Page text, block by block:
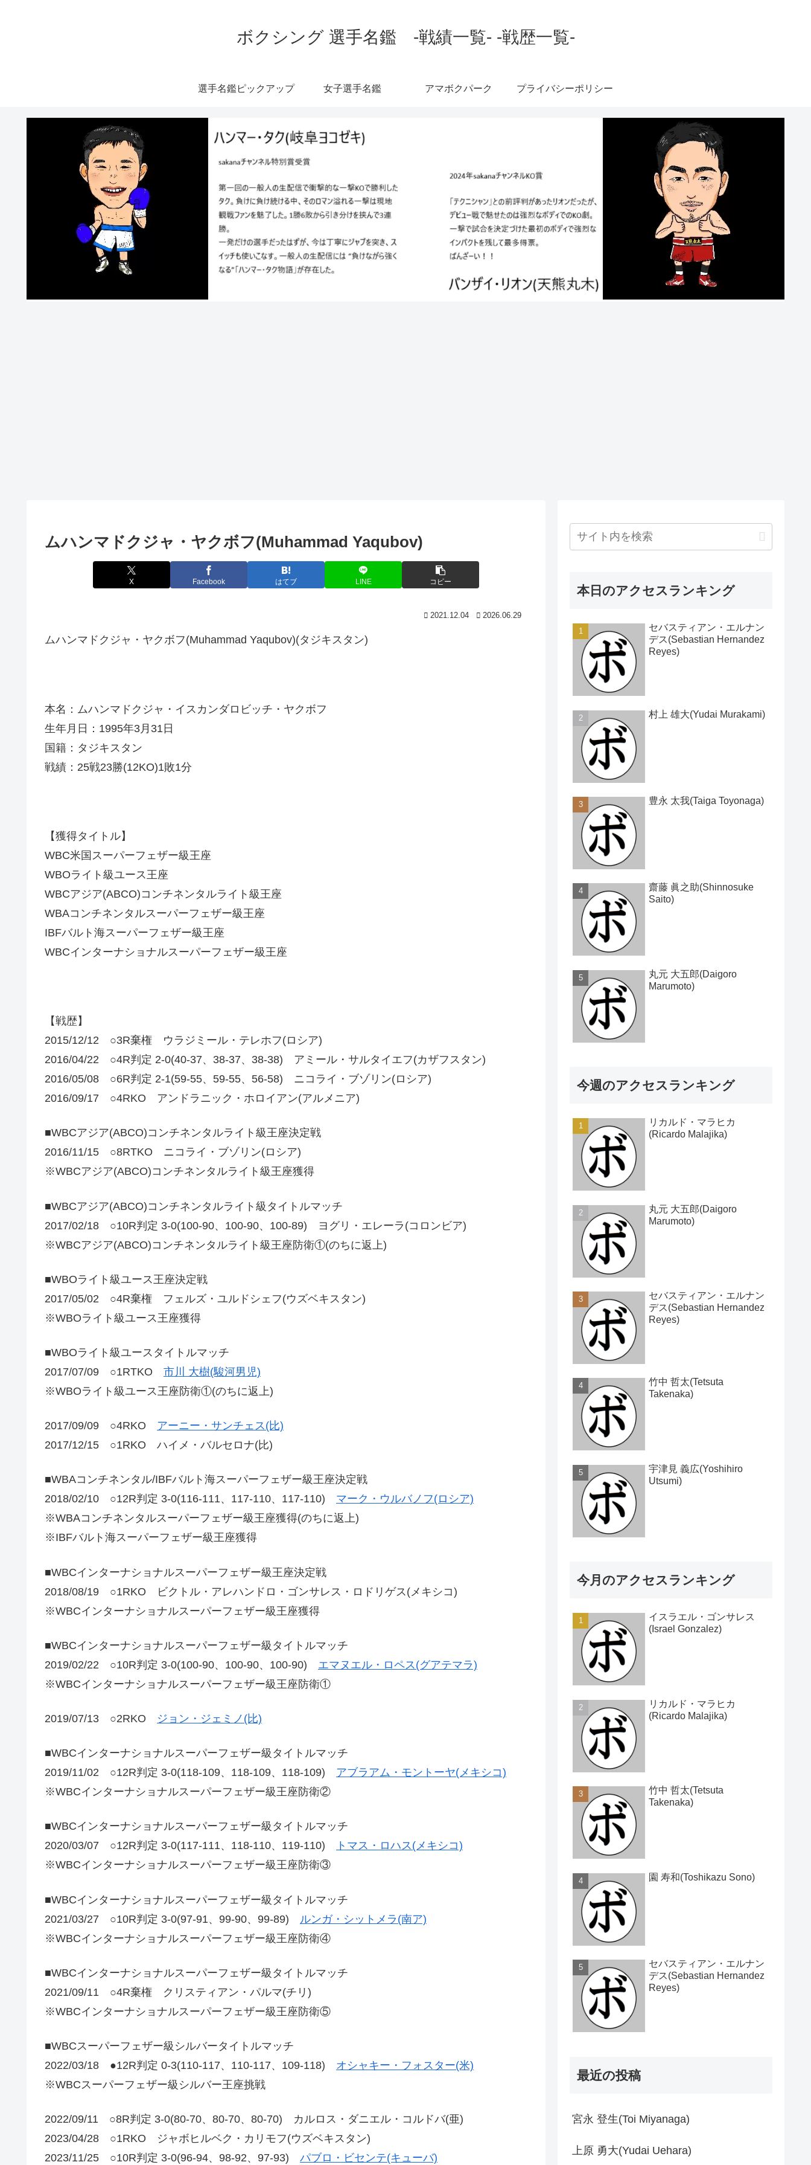
ボクシング 選手名鑑 -戦績一覧- -戦歴一覧-
選手名鑑ピックアップ 女子選手名鑑 アマボクパーク プライバシーポリシー
ムハンマドクジャ・ヤクボフ(Muhammad Yaqubov)
X Facebook はてブ LINE コピー
2021.12.04 2026.06.29
ムハンマドクジャ・ヤクボフ(Muhammad Yaqubov)(タジキスタン)
本名：ムハンマドクジャ・イスカンダロビッチ・ヤクボフ
生年月日：1995年3月31日
国籍：タジキスタン
戦績：25戦23勝(12KO)1敗1分
【獲得タイトル】
WBC米国スーパーフェザー級王座
WBOライト級ユース王座
WBCアジア(ABCO)コンチネンタルライト級王座
WBAコンチネンタルスーパーフェザー級王座
IBFバルト海スーパーフェザー級王座
WBCインターナショナルスーパーフェザー級王座
【戦歴】
2015/12/12 ○3R棄権 ウラジミール・テレホフ(ロシア)
2016/04/22 ○4R判定 2-0(40-37、38-37、38-38) アミール・サルタイエフ(カザフスタン)
2016/05/08 ○6R判定 2-1(59-55、59-55、56-58) ニコライ・ブゾリン(ロシア)
2016/09/17 ○4RKO アンドラニック・ホロイアン(アルメニア)
■WBCアジア(ABCO)コンチネンタルライト級王座決定戦
2016/11/15 ○8RTKO ニコライ・ブゾリン(ロシア)
※WBCアジア(ABCO)コンチネンタルライト級王座獲得
■WBCアジア(ABCO)コンチネンタルライト級タイトルマッチ
2017/02/18 ○10R判定 3-0(100-90、100-90、100-89) ヨグリ・エレーラ(コロンビア)
※WBCアジア(ABCO)コンチネンタルライト級王座防衛①(のちに返上)
■WBOライト級ユース王座決定戦
2017/05/02 ○4R棄権 フェルズ・ユルドシェフ(ウズベキスタン)
※WBOライト級ユース王座獲得
■WBOライト級ユースタイトルマッチ
2017/07/09 ○1RTKO 市川 大樹(駿河男児)
※WBOライト級ユース王座防衛①(のちに返上)
2017/09/09 ○4RKO アーニー・サンチェス(比)
2017/12/15 ○1RKO ハイメ・バルセロナ(比)
■WBAコンチネンタル/IBFバルト海スーパーフェザー級王座決定戦
2018/02/10 ○12R判定 3-0(116-111、117-110、117-110) マーク・ウルバノフ(ロシア)
※WBAコンチネンタルスーパーフェザー級王座獲得(のちに返上)
※IBFバルト海スーパーフェザー級王座獲得
■WBCインターナショナルスーパーフェザー級王座決定戦
2018/08/19 ○1RKO ビクトル・アレハンドロ・ゴンサレス・ロドリゲス(メキシコ)
※WBCインターナショナルスーパーフェザー級王座獲得
■WBCインターナショナルスーパーフェザー級タイトルマッチ
2019/02/22 ○10R判定 3-0(100-90、100-90、100-90) エマヌエル・ロペス(グアテマラ)
※WBCインターナショナルスーパーフェザー級王座防衛①
2019/07/13 ○2RKO ジョン・ジェミノ(比)
■WBCインターナショナルスーパーフェザー級タイトルマッチ
2019/11/02 ○12R判定 3-0(118-109、118-109、118-109) アブラアム・モントーヤ(メキシコ)
※WBCインターナショナルスーパーフェザー級王座防衛②
■WBCインターナショナルスーパーフェザー級タイトルマッチ
2020/03/07 ○12R判定 3-0(117-111、118-110、119-110)
トマス・ロハス(メキシコ)
※WBCインターナショナルスーパーフェザー級王座防衛③
■WBCインターナショナルスーパーフェザー級タイトルマッチ
2021/03/27 ○10R判定 3-0(97-91、99-90、99-89) ルンガ・シットメラ(南ア)
※WBCインターナショナルスーパーフェザー級王座防衛④
■WBCインターナショナルスーパーフェザー級タイトルマッチ
2021/09/11 ○4R棄権 クリスティアン・パルマ(チリ)
※WBCインターナショナルスーパーフェザー級王座防衛⑤
■WBCスーパーフェザー級シルバータイトルマッチ
2022/03/18 ●12R判定 0-3(110-117、110-117、109-118) オシャキー・フォスター(米)
※WBCスーパーフェザー級シルバー王座挑戦
2022/09/11 ○8R判定 3-0(80-70、80-70、80-70) カルロス・ダニエル・コルドバ(亜)
2023/04/28 ○1RKO ジャボヒルベク・カリモフ(ウズベキスタン)
2023/11/25 ○10R判定 3-0(96-94、98-92、97-93) パブロ・ビセンテ(キューバ)
本日のアクセスランキング
セバスティアン・エルナン
デス(Sebastian Hernandez
Reyes)
村上 雄大(Yudai Murakami)
豊永 太我(Taiga Toyonaga)
齋藤 眞之助(Shinnosuke
Saito)
丸元 大五郎(Daigoro
Marumoto)
今週のアクセスランキング
リカルド・マラヒカ
(Ricardo Malajika)
丸元 大五郎(Daigoro
Marumoto)
セバスティアン・エルナン
デス(Sebastian Hernandez
Reyes)
竹中 哲太(Tetsuta
Takenaka)
宇津見 義広(Yoshihiro
Utsumi)
今月のアクセスランキング
イスラエル・ゴンサレス
(Israel Gonzalez)
リカルド・マラヒカ
(Ricardo Malajika)
竹中 哲太(Tetsuta
Takenaka)
園 寿和(Toshikazu Sono)
セバスティアン・エルナン
デス(Sebastian Hernandez
Reyes)
最近の投稿
宮永 登生(Toi Miyanaga)
上原 勇大(Yudai Uehara)